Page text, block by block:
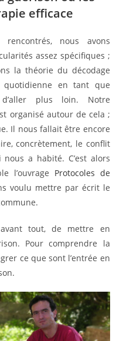
efficace
nous avons
assez spécifiques ;
la théorie du décodage
quotidienne en tant que
plus loin. Notre
organisé autour de cela ;
Il nous fallait être encore
concrètement, le conflit
a habité. C’est alors
l’ouvrage Protocoles de
voulu mettre par écrit le
tout, de mettre en
Pour comprendre la
ce que sont l’entrée en